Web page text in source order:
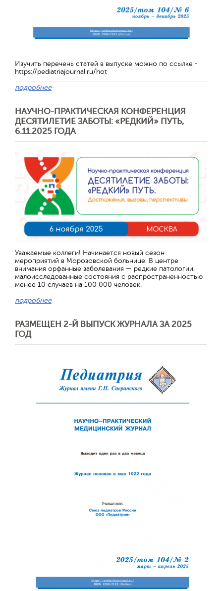
Изучить перечень статей в выпуске можно по ссылке -
https://pediatriajournal.ru/hot
подробнее
НАУЧНО-ПРАКТИЧЕСКАЯ КОНФЕРЕНЦИЯ
ДЕСЯТИЛЕТИЕ ЗАБОТЫ: «РЕДКИЙ» ПУТЬ,
6.11.2025 ГОДА
Уважаемые коллеги! Начинается новый сезон
мероприятий в Морозовской больнице. В центре
внимания орфанные заболевания — редкие патологии,
малоисследованные состояния с распространенностью
менее 10 случаев на 100 000 человек.
подробнее
РАЗМЕЩЕН 2-Й ВЫПУСК ЖУРНАЛА ЗА 2025
ГОД